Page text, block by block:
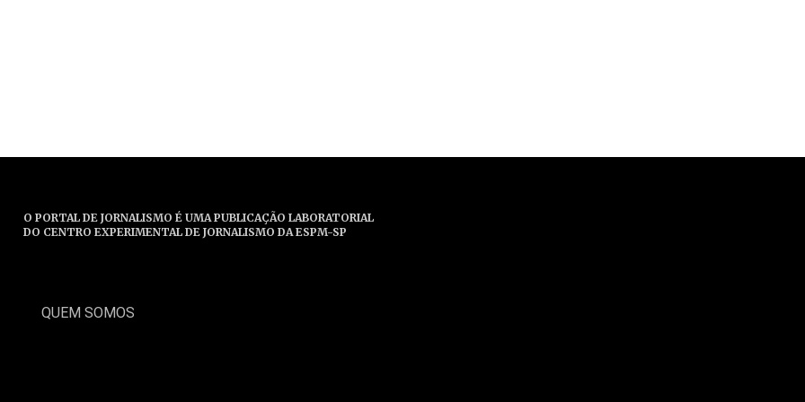
O PORTAL DE JORNALISMO É UMA PUBLICAÇÃO LABORATORIAL
DO CENTRO EXPERIMENTAL DE JORNALISMO DA ESPM-SP
QUEM SOMOS